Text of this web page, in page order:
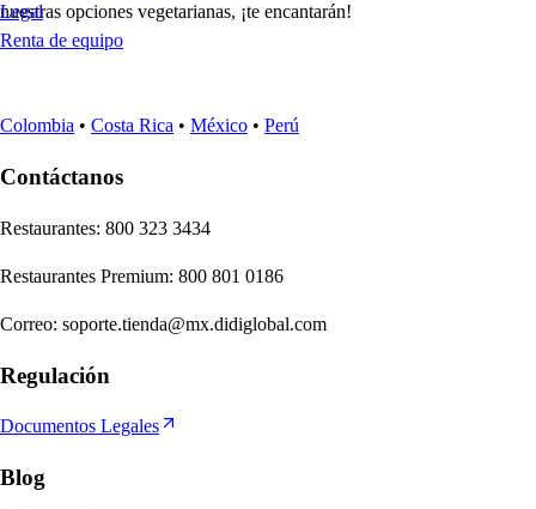
nuestras opciones vegetarianas, ¡te encantarán!
Legal
Renta de equipo
Colombia • Costa Rica • México • Perú
Contáctanos
Restaurantes: 800 323 3434
Restaurantes Premium: 800 801 0186
Correo: soporte.tienda@mx.didiglobal.com
Regulación
Documentos Legales
Blog